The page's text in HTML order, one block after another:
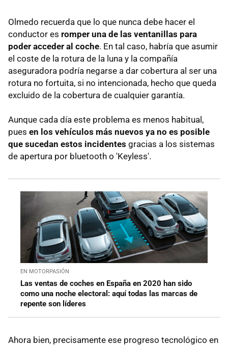
Olmedo recuerda que lo que nunca debe hacer el
conductor es romper una de las ventanillas para
poder acceder al coche. En tal caso, habría que asumir
el coste de la rotura de la luna y la compañía
aseguradora podría negarse a dar cobertura al ser una
rotura no fortuita, si no intencionada, hecho que queda
excluido de la cobertura de cualquier garantía.
Aunque cada día este problema es menos habitual,
pues en los vehículos más nuevos ya no es posible
que sucedan estos incidentes gracias a los sistemas
de apertura por bluetooth o 'Keyless'.
EN MOTORPASIÓN
Las ventas de coches en España en 2020 han sido
como una noche electoral: aquí todas las marcas de
repente son líderes
Ahora bien, precisamente ese progreso tecnológico en